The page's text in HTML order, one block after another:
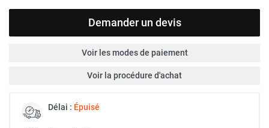
Demander un devis
Voir les modes de paiement
Voir la procédure d'achat
Délai : Épuisé